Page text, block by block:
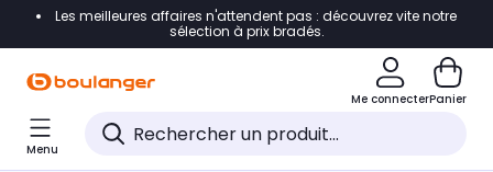
Accéder directement à la navigation
Accéder directement au pied de page
Accéder directement au chatbot
Les meilleures affaires n'attendent pas : découvrez vite notre
sélection à prix bradés.
Me connecterPanier
Menu